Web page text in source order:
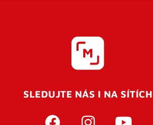
SLEDUJTE NÁS I NA SÍTÍCH